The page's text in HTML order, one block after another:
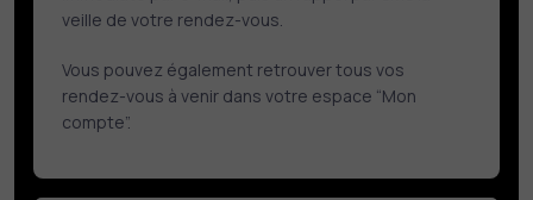
veille de votre rendez-vous.
Vous pouvez également retrouver tous vos
rendez-vous à venir dans votre espace “Mon
compte”.